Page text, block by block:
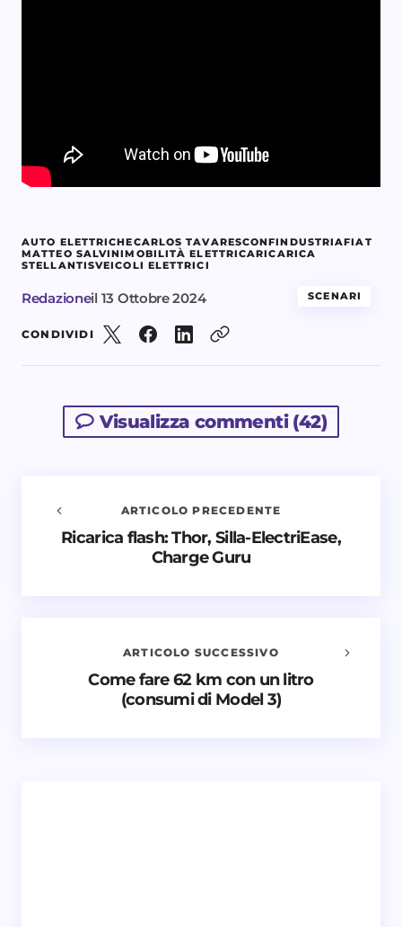
AUTO ELETTRICHECARLOS TAVARESCONFINDUSTRIAFIAT
MATTEO SALVINIMOBILITÀ ELETTRICARICARICA
STELLANTISVEICOLI ELETTRICI
Redazioneil 13 Ottobre 2024 SCENARI
CONDIVIDI
Visualizza commenti (42)
Avvisami quando vengono aggiunti nuovi
ARTICOLO PRECEDENTE
Ricarica flash: Thor, Silla-ElectriEase,
Charge Guru
ARTICOLO SUCCESSIVO
Come fare 62 km con un litro
(consumi di Model 3)